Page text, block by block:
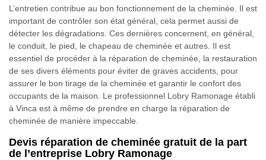
L’entretien contribue au bon fonctionnement de la cheminée. Il est
important de contrôler son état général, cela permet aussi de
détecter les dégradations. Ces dernières concernent, en général,
le conduit, le pied, le chapeau de cheminée et autres. Il est
essentiel de procéder à la réparation de cheminée, la restauration
de ses divers éléments pour éviter de graves accidents, pour
assurer le bon tirage de la cheminée et garantir le confort des
occupants de la maison. Le professionnel Lobry Ramonage établi
à Vinca est à même de prendre en charge la réparation de
cheminée de manière impeccable.
Devis réparation de cheminée gratuit de la part
de l’entreprise Lobry Ramonage